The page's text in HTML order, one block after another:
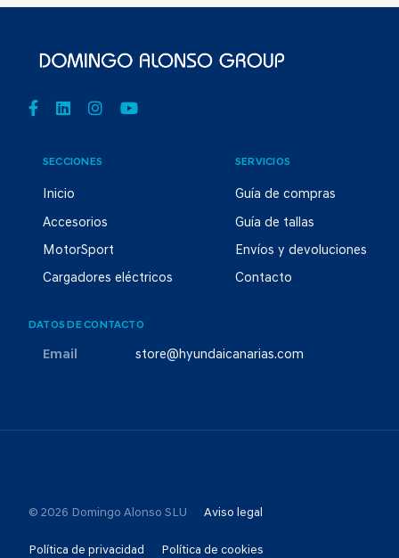
SECCIONES
Inicio
Accesorios
MotorSport
Cargadores eléctricos
SERVICIOS
Guía de compras
Guía de tallas
Envíos y devoluciones
Contacto
DATOS DE CONTACTO
Email store@hyundaicanarias.com
© 2026 Domingo Alonso SLU Aviso legal
Política de privacidad Política de cookies